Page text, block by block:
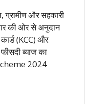
ग्रामीण और सहकारी
की ओर से अनुदान
(KCC) और
ब्याज का
2024